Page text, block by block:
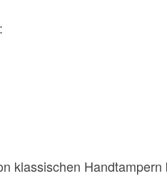
klassischen Handtampern